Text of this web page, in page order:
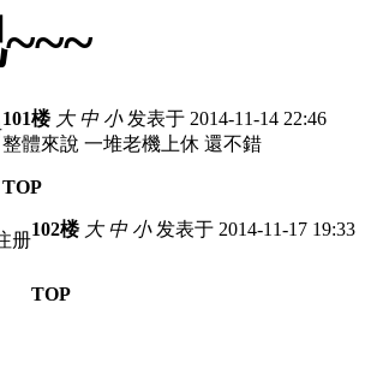
101楼 大 中 小发表于 2014-11-14 22:46
整體來說 一堆老機上休 還不錯
TOP
册
102楼 大 中 小发表于 2014-11-17 19:33
TOP